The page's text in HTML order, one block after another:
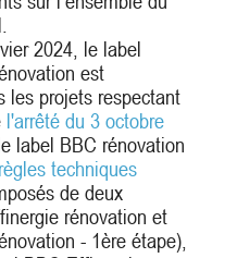
2024, le label
est
les projets respectant
l'arrêté du 3 octobre
label BBC rénovation
règles techniques
de deux
rénovation et
- 1ère étape),